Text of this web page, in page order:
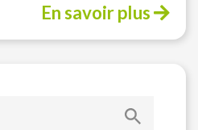
En savoir plus